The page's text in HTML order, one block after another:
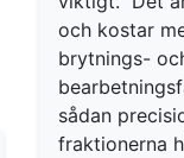
och kostar
brytnings-
sådan
fraktionerna